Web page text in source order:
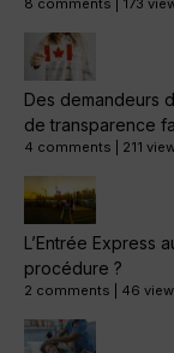
8 comments 173
Des demandeurs
de transparence
4 comments 211
L’Entrée Express
procédure ?
2 comments 46